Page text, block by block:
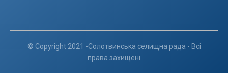
© Copyright 2021 -Солотвинська селищна рада - Всі
права захищені